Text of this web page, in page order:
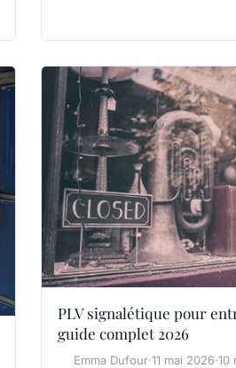
PLV signalétique pour
guide complet 2026
Emma Dufour·11 mai 2026·10